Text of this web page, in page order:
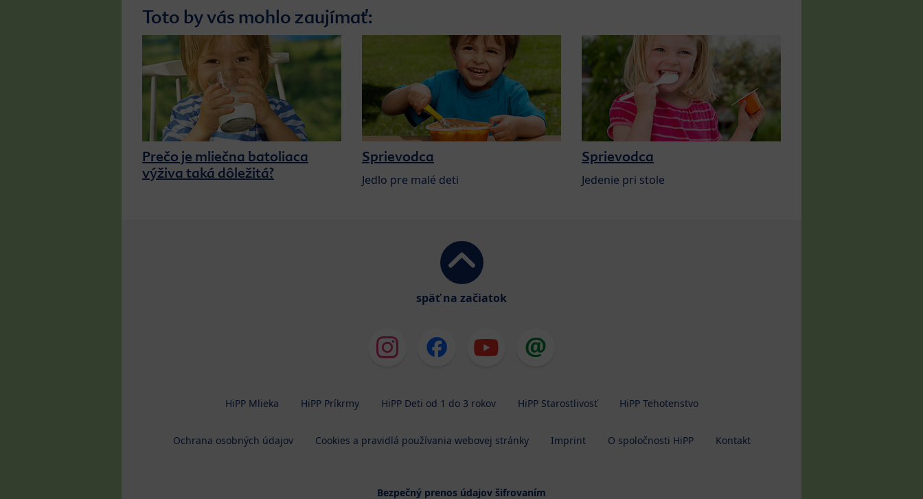
Toto by vás mohlo zaujímať:
Prečo je mliečna batoliaca
výživa taká dôležitá?
Sprievodca
Jedlo pre malé deti
Sprievodca
Jedenie pri stole
späť na začiatok
HiPP Mlieka HiPP Príkrmy HiPP Deti od 1 do 3 rokov HiPP Starostlivosť HiPP Tehotenstvo
Ochrana osobných údajov Cookies a pravidlá používania webovej stránky Imprint O spoločnosti HiPP Kontakt
Bezpečný prenos údajov šifrovaním